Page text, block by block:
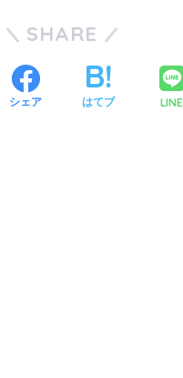
SHARE
シェア はてブ LINE